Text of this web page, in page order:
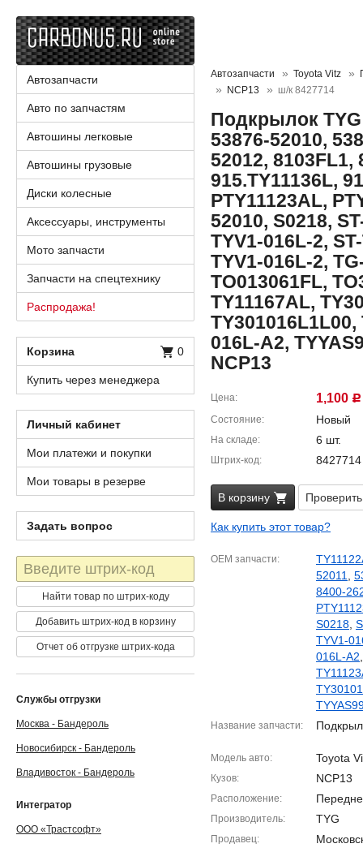
Автозапчасти Toyota Vitz
NCP13
ш/к 8427714
Подкрылок TYG
53876-52010,
52012, 8103FL1,
915.TY11136L,
PTY11123AL,
52010, S0218,
TYV1-016L-2,
TYV1-016L-2,
TO013061FL,
TY11167AL,
TY301016L1L00,
016L-A2,
NCP13
Цена 1,100 Р
Состояние Новый
На складе 6 шт.
Штрих-код 8427714
В корзину
Как купить этот товар?
OEM запчасти
52011
8400-
S0218
TYV1-
016L-A2
Название запчасти
Модель авто Toyota
Кузов NCP13
Расположение
Производитель TYG
Продавец
Автозапчасти
Авто по запчастям
Автошины легковые
Автошины грузовые
Диски колесные
Аксессуары, инструменты
Мото запчасти
Запчасти на спецтехнику
Распродажа!
Корзина 0
Купить через менеджера
Личный кабинет
Мои платежи и покупки
Мои товары в резерве
Задать вопрос
Штрих-
код
Найти товар по штрих-коду
Добавить штрих-код в корзину
Отчет об отгрузке штрих-кода
Службы отгрузки
Москва - Бандероль
Новосибирск - Бандероль
Владивосток - Бандероль
Интегратор
ООО «Трастсофт»